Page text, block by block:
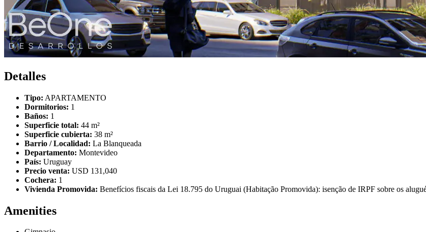
Detalles
Tipo: APARTAMENTO
Dormitorios: 1
Baños: 1
Superficie total: 44 m²
Superficie cubierta: 38 m²
Barrio / Localidad: La Blanqueada
Departamento: Montevideo
País: Uruguay
Precio venta: USD 131,040
Cochera: 1
Vivienda Promovida: Benefícios fiscais da Lei 18.795 do Uruguai (Habitação Promovida): isenção de IRPF sobre os
Amenities